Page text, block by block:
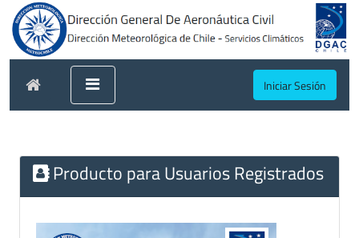
Iniciar Sesión
Producto para Usuarios Registrados